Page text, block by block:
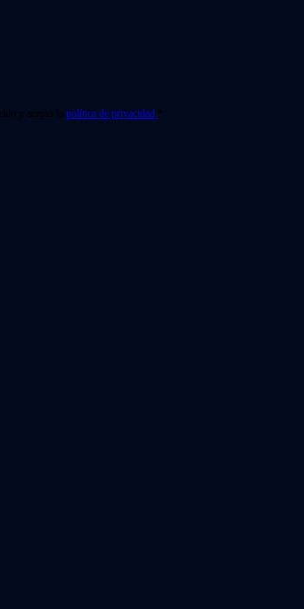
y acepto la política de privacidad. *